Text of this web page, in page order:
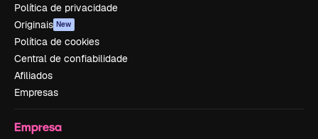
Política de privacidade
Originais New
Política de cookies
Central de confiabilidade
Afiliados
Empresas
Empresa